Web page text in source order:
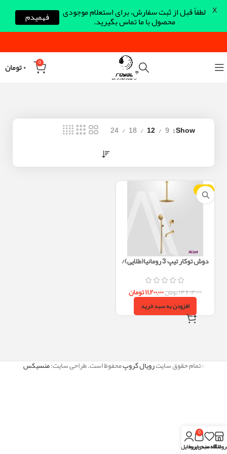
0 ۰تومان
Show
9
12
18
24
-23%
دوش توکار تیپ 3 رومانیا(طلایی)/
البرز روز
۱۴,۶۰۴,۰۰۰تومان۱۱,۲۰۰,۰۰۰تومان
افزودن به سبد خرید
©تمام حقوق سایترویال گروپمحفوظ است. طراحی سایت:منسیکس
لطفاً قبل از ثبت سفارش، برای استعلام موجودی
محصول با ما تماس بگیرید. فهمیدم X
علاقه مندی
0
سبد خریدپروفایل